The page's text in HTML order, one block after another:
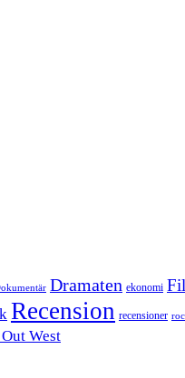
Dramaten ekonomi
Recension recensioner
West